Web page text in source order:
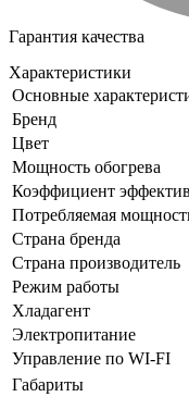
Гарантия качества
Характеристики
Основные
Бренд
Цвет
Мощность обогрева
Коэффициент
Потребляемая
Страна бренда
Страна производитель
Режим работы
Хладагент
Электропитание
Управление по WI-FI
Габариты